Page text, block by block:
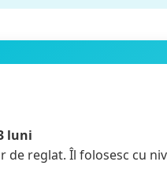
luni
de reglat. Îl folosesc cu